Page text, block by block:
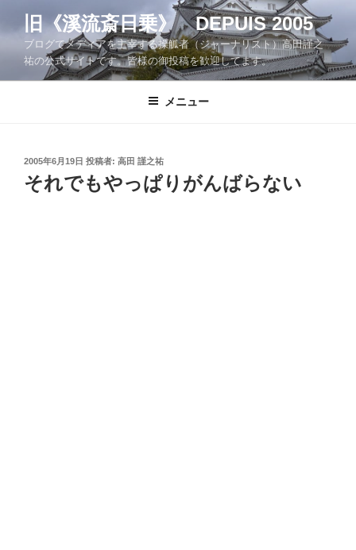
ツ
旧《溪流斎日乗》 DEPUIS 2005
ブログでメディアを主宰する操觚者（ジャーナリスト）高田謹之
祐の公式サイトです。皆様の御投稿を歓迎してます。
メニュー
投
稿
日:
2005年6月19日 投稿者: 高田 謹之祐
それでもやっぱりがんばらない